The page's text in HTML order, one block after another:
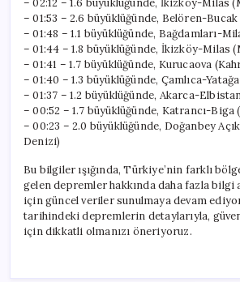
– 01:53 – 2.6 büyüklüğünde, Belören-
– 01:48 – 1.1 büyüklüğünde, Bağdamları-
– 01:44 – 1.8 büyüklüğünde, İkizköy-Milas
– 01:41 – 1.7 büyüklüğünde, Kurucaova
– 01:40 – 1.3 büyüklüğünde, Çamlıca-
– 01:37 – 1.2 büyüklüğünde, Akarca-
– 00:52 – 1.7 büyüklüğünde, Katrancı-Biga
– 00:23 – 2.0 büyüklüğünde, Doğanbey
Denizi)
Bu bilgiler ışığında, Türkiye’nin farklı
gelen depremler hakkında daha fazla bilgi
için güncel veriler sunulmaya devam
tarihindeki depremlerin detaylarıyla,
için dikkatli olmanızı öneriyoruz.